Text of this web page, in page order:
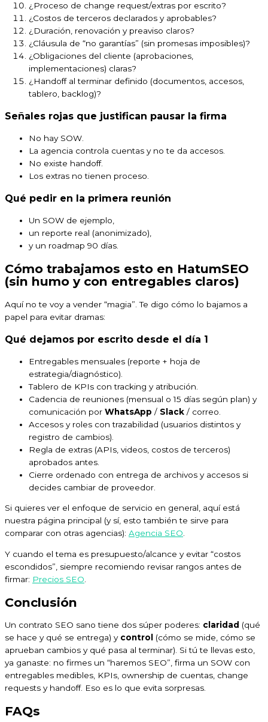
¿Proceso de change request/extras por escrito?
¿Costos de terceros declarados y aprobables?
¿Duración, renovación y preaviso claros?
¿Cláusula de “no garantías” (sin promesas imposibles)?
¿Obligaciones del cliente (aprobaciones,
implementaciones) claras?
¿Handoff al terminar definido (documentos, accesos,
tablero, backlog)?
Señales rojas que justifican pausar la firma
No hay SOW.
La agencia controla cuentas y no te da accesos.
No existe handoff.
Los extras no tienen proceso.
Qué pedir en la primera reunión
Un SOW de ejemplo,
un reporte real (anonimizado),
y un roadmap 90 días.
Cómo trabajamos esto en HatumSEO
(sin humo y con entregables claros)
Aquí no te voy a vender “magia”. Te digo cómo lo bajamos a
papel para evitar dramas:
Qué dejamos por escrito desde el día 1
Entregables mensuales (reporte + hoja de
estrategia/diagnóstico).
Tablero de KPIs con tracking y atribución.
Cadencia de reuniones (mensual o 15 días según plan) y
comunicación por WhatsApp / Slack / correo.
Accesos y roles con trazabilidad (usuarios distintos y
registro de cambios).
Regla de extras (APIs, videos, costos de terceros)
aprobados antes.
Cierre ordenado con entrega de archivos y accesos si
decides cambiar de proveedor.
Si quieres ver el enfoque de servicio en general, aquí está
nuestra página principal (y sí, esto también te sirve para
comparar con otras agencias): Agencia SEO
Y cuando el tema es presupuesto/alcance y evitar “costos
escondidos”, siempre recomiendo revisar rangos antes de
firmar: Precios SEO
Conclusión
Un contrato SEO sano tiene dos súper poderes: claridad (qué
se hace y qué se entrega) y control
(cómo se mide, cómo se
aprueban cambios y qué pasa al terminar). Si tú te llevas esto,
ya ganaste: no firmes un “haremos SEO”, firma un SOW con
entregables medibles, KPIs, ownership de cuentas, change
requests y handoff. Eso es lo que evita sorpresas.
FAQs